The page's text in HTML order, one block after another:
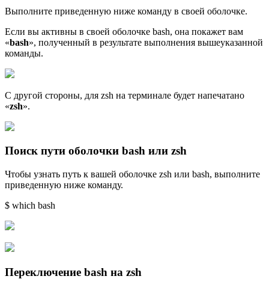
Выполните приведенную ниже команду в своей оболочке.
Если вы активны в своей оболочке bash, она покажет вам
«bash», полученный в результате выполнения вышеуказанной
команды.
С другой стороны, для zsh на терминале будет напечатано
«zsh».
Поиск пути оболочки bash или zsh
Чтобы узнать путь к вашей оболочке zsh или bash, выполните
приведенную ниже команду.
$ which bash
Переключение bash на zsh